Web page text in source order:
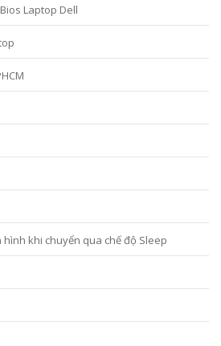
Laptop Dell
khi chuyển qua chế độ Sleep